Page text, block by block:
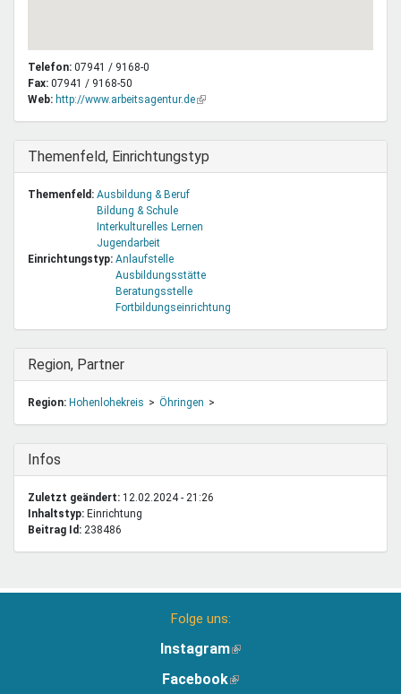
Telefon: 07941 / 9168-0
Fax: 07941 / 9168-50
Web: http://www.arbeitsagentur.de(Link
Ausblenden
Themenfeld, Einrichtungstyp
Themenfeld: Ausbildung & Beruf
Bildung & Schule
Interkulturelles Lernen
Jugendarbeit
Einrichtungstyp: Anlaufstelle
Ausbildungsstätte
Beratungsstelle
Fortbildungseinrichtung
Ausblenden
Region, Partner
Region: Hohenlohekreis Öhringen
Ausblenden
Infos
Zuletzt geändert: 12.02.2024 - 21:26
Inhaltstyp:
einrichtung
Beitrag Id: 238486
Folge uns:
Instagram(Link
extern)
Facebook(Link